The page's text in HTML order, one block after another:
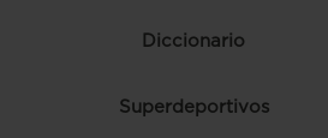
Diccionario
Superdeportivos